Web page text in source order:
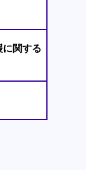
に関する